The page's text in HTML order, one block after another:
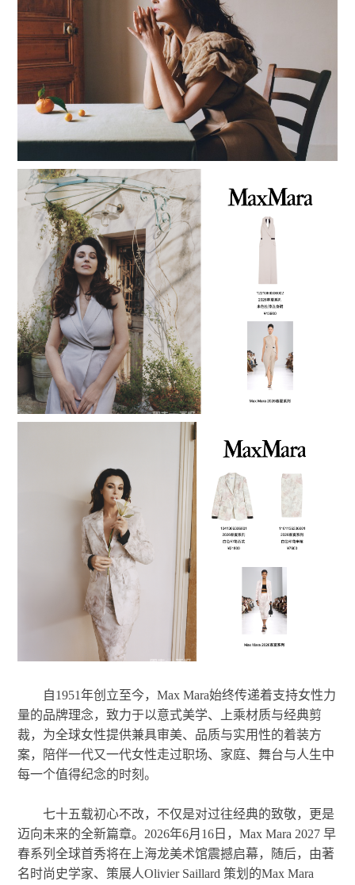
自1951年创立至今，Max Mara始终传递着支持女性力
量的品牌理念，致力于以意式美学、上乘材质与经典剪
裁，为全球女性提供兼具审美、品质与实用性的着装方
案，陪伴一代又一代女性走过职场、家庭、舞台与人生中
每一个值得纪念的时刻。
七十五载初心不改，不仅是对过往经典的致敬，更是
迈向未来的全新篇章。2026年6月16日，Max Mara 2027 早
春系列全球首秀将在上海龙美术馆震撼启幕，随后，由著
名时尚史学家、策展人Olivier Saillard 策划的Max Mara